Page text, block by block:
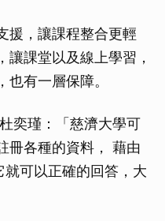
援，讓課程整合更輕
讓課堂以及線上學習，
有一層保障。
奕瑾：「慈濟大學可
冊各種的資料， 藉由
可以正確的回答，大